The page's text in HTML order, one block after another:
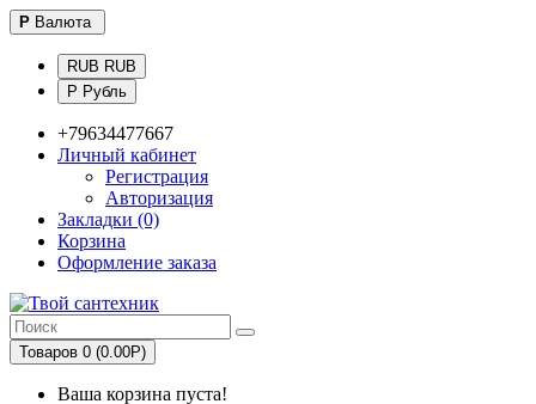
Р Валюта
RUB RUB
Р Рубль
+79634477667
Личный кабинет
Регистрация
Авторизация
Закладки (0)
Корзина
Оформление заказа
Товаров 0 (0.00Р)
Ваша корзина пуста!